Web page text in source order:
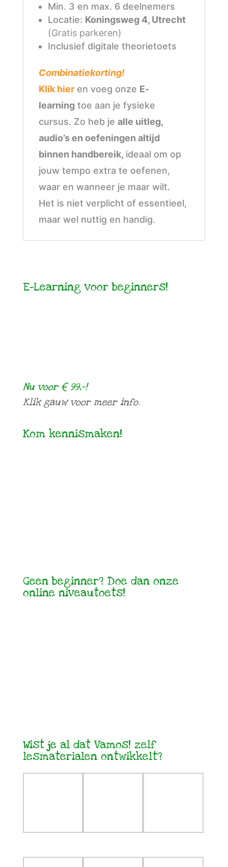
Min. 3 en max. 6 deelnemers
Locatie: Koningsweg 4, Utrecht
(Gratis parkeren)
Inclusief digitale theorietoets
Combinatiekorting!
Klik hieren voeg onze E-
learningtoe aan je fysieke
cursus. Zo heb je alle uitleg,
audio’s en oefeningen altijd
binnen handbereik, ideaal om op
jouw tempo extra te oefenen,
waar en wanneer je maar wilt.
Het is niet verplicht of essentieel,
maar wel nuttig en handig.
E-Learning voor beginners!
Nu voor € 99,-!
Klik gauw voor meer info.
Kom kennismaken!
Geen beginner? Doe dan onze
online niveautoets!
Wist je al dat Vamos! zelf
lesmaterialen ontwikkelt?